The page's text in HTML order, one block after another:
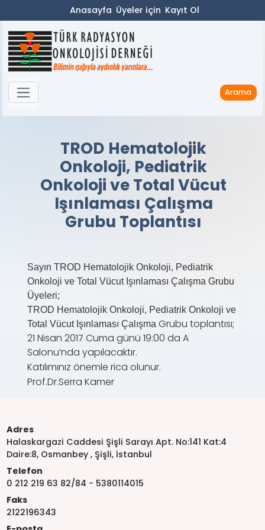
Anasayfa Üyeler için Kayıt Ol
Arama
TROD Hematolojik
Onkoloji, Pediatrik
Onkoloji ve Total Vücut
Işınlaması Çalışma
Grubu Toplantısı
SayınTROD Hematolojik Onkoloji, Pediatrik
Onkoloji ve Total Vücut Işınlaması Çalışma Grubu
Üyeleri;
TROD Hematolojik Onkoloji, Pediatrik Onkoloji ve
Total Vücut Işınlaması ÇalışmaGrubu toplantısı;
21 Nisan 2017 Cuma günü 19:00 da A
Salonu’nda yapılacaktır.
Katılımınız önemle rica olunur.
Prof.Dr.Serra Kamer
Adres
Halaskargazi Caddesi Şişli Sarayı Apt. No:141 Kat:4
Daire:8, Osmanbey , Şişli, İstanbul
Telefon
0 212 219 63 82/84 - 5380114015
Faks
2122196343